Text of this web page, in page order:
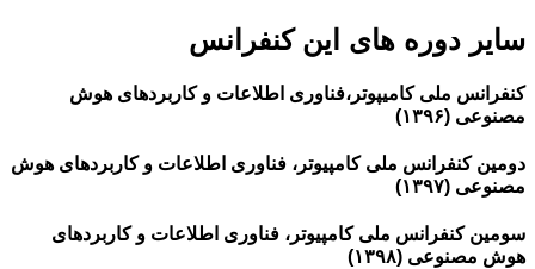
سایر دوره های این کنفرانس
کنفرانس ملی کامیپوتر،فناوری اطلاعات و کاربردهای هوش
مصنوعی (۱۳۹۶)
دومین کنفرانس ملی کامپیوتر، فناوری اطلاعات و کاربردهای هوش
مصنوعی (۱۳۹۷)
سومین کنفرانس ملی کامپیوتر، فناوری اطلاعات و کاربردهای
هوش مصنوعی (۱۳۹۸)